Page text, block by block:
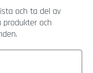
och ta del av
produkter och